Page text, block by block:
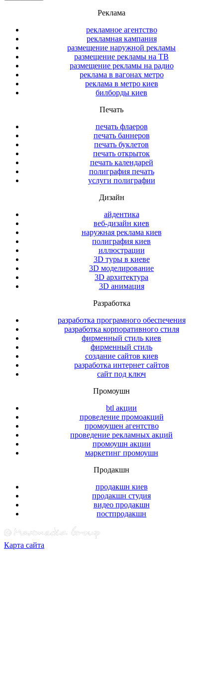
Реклама
рекламное агентство
рекламная кампания
размещение наружной рекламы
размещение рекламы на ТВ
размещение рекламы на радио
реклама в вагонах метро
реклама в метро киев
билборды киев
Печать
печать флаеров
печать баннеров
печать буклетов
печать открыток
печать календарей
полиграфия печать
услуги полиграфии
Дизайн
айдентика
веб-дизайн киев
наружная реклама киев
полиграфия киев
иллюстрации
3D туры в киеве
3D моделирование
3D архитектура
3D анимация
Разработка
разработка програмного обеспечения
разработка корпоративного стиля
фирменный стиль киев
фирменный стиль
создание сайтов киев
разработка интернет сайтов
сайт под ключ
Промоушн
btl акции
проведение промоакций
промоушен агентство
проведение рекламных акций
промоушн акции
маркетинг промоушн
Продакшн
продакшн киев
продакшн студия
видео продакшн
постпродакшн
Карта сайта